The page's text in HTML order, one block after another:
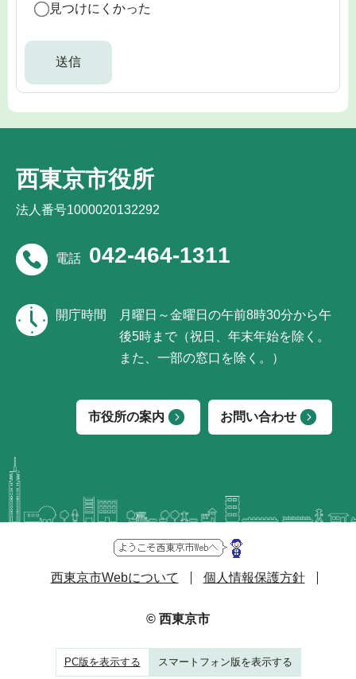
見つけにくかった
西東京市役所
法人番号1000020132292
電話 042-464-1311
開庁時間
月曜日～金曜日の午前8時30分から午
後5時まで（祝日、年末年始を除く。
また、一部の窓口を除く。）
市役所の案内 お問い合わせ
西東京市Webについて 個人情報保護方針
© 西東京市
PC版を表示する スマートフォン版を表示する